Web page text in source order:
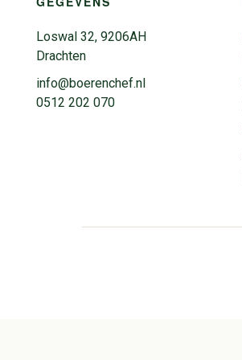
Loswal 32, 9206AH
Drachten
info@boerenchef.nl
0512 202 070